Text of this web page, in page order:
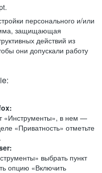
персонального и/или
защищающая
действий из
они допускали работу
«Инструменты», в нем —
«Приватность» отметьте
выбрать пункт
опцию «Включить